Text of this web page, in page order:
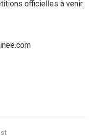
officielles à venir.